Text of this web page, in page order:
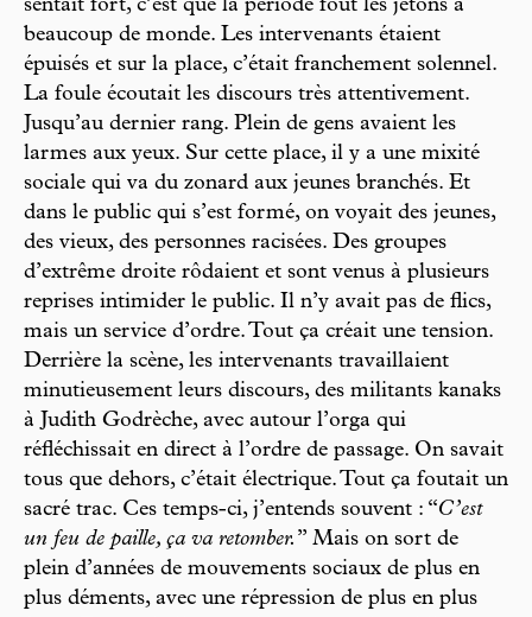
sentait fort, c’est que la période fout les jetons à
beaucoup de monde. Les intervenants étaient
épuisés et sur la place, c’était franchement solennel.
La foule écoutait les discours très attentivement.
Jusqu’au dernier rang. Plein de gens avaient les
larmes aux yeux. Sur cette place, il y a une mixité
sociale qui va du zonard aux jeunes branchés. Et
dans le public qui s’est formé, on voyait des jeunes,
des vieux, des personnes racisées. Des groupes
d’extrême droite rôdaient et sont venus à plusieurs
reprises intimider le public. Il n’y avait pas de flics,
mais un service d’ordre. Tout ça créait une tension.
Derrière la scène, les intervenants travaillaient
minutieusement leurs discours, des militants kanaks
à Judith Godrèche, avec autour l’orga qui
réfléchissait en direct à l’ordre de passage. On savait
tous que dehors, c’était électrique. Tout ça foutait un
sacré trac. Ces temps-ci, j’entends souvent : “C’est
un feu de paille, ça va retomber. ” Mais on sort de
plein d’années de mouvements sociaux de plus en
plus déments, avec une répression de plus en plus